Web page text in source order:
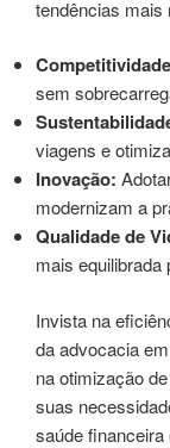
tendências mais
sem
viagens e
Inovação:
modernizam a
Qualidade de
mais equilibrada
Invista na
da advocacia
na otimização
suas
saúde